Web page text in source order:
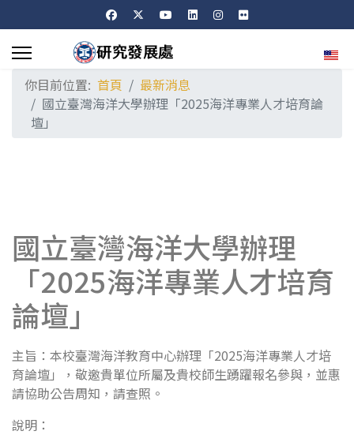
選擇
你目前位置: 首頁
最新消息
國立臺灣海洋大學辦理「2025海洋專業人才培育論
壇」
國立臺灣海洋大學辦理
「2025海洋專業人才培育
論壇」
主旨：本校臺灣海洋教育中心辦理「2025海洋專業人才培
育論壇」，敬邀貴單位所屬及貴校師生踴躍報名參與，並惠
請協助公告周知，請查照。
說明：